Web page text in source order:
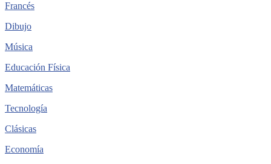
Francés
Dibujo
Música
Educación Física
Matemáticas
Tecnología
Clásicas
Economía